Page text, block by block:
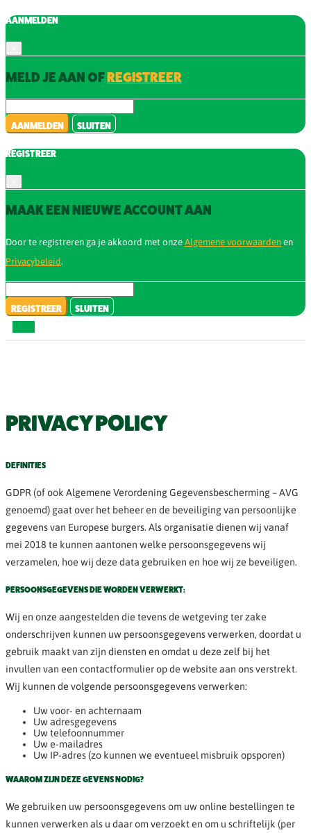
AANMELDEN
MELD JE AAN OFREGISTREER
AANMELDEN SLUITEN
REGISTREER
MAAK EEN NIEUWE ACCOUNT AAN
Door te registreren ga je akkoord met onze Algemene voorwaarden en
Privacybeleid.
REGISTREER SLUITEN
PRIVACY POLICY
DEFINITIES
GDPR (of ook Algemene Verordening Gegevensbescherming – AVG
genoemd) gaat over het beheer en de beveiliging van persoonlijke
gegevens van Europese burgers. Als organisatie dienen wij vanaf
mei 2018 te kunnen aantonen welke persoonsgegevens wij
verzamelen, hoe wij deze data gebruiken en hoe wij ze beveiligen.
PERSOONSGEGEVENS DIE WORDEN VERWERKT:
Wij en onze aangestelden die tevens de wetgeving ter zake
onderschrijven kunnen uw persoonsgegevens verwerken, doordat u
gebruik maakt van zijn diensten en omdat u deze zelf bij het
invullen van een contactformulier op de website aan ons verstrekt.
Wij kunnen de volgende persoonsgegevens verwerken:
Uw voor- en achternaam
Uw adresgegevens
Uw telefoonnummer
Uw e-mailadres
Uw IP-adres (zo kunnen we eventueel misbruik opsporen)
WAAROM ZIJN DEZE GEVENS NODIG?
We gebruiken uw persoonsgegevens om uw online bestellingen te
kunnen verwerken als u daar om verzoekt en om u schriftelijk (per